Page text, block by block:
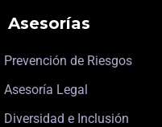
Asesorías
Prevención de Riesgos
Asesoría Legal
Diversidad e Inclusión